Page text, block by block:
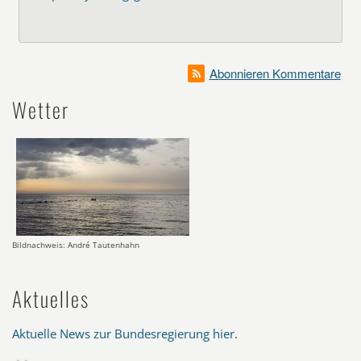
Abonnieren Kommentare
Wetter
Bildnachweis: André Tautenhahn
Aktuelles
Aktuelle News zur Bundesregierung hier.